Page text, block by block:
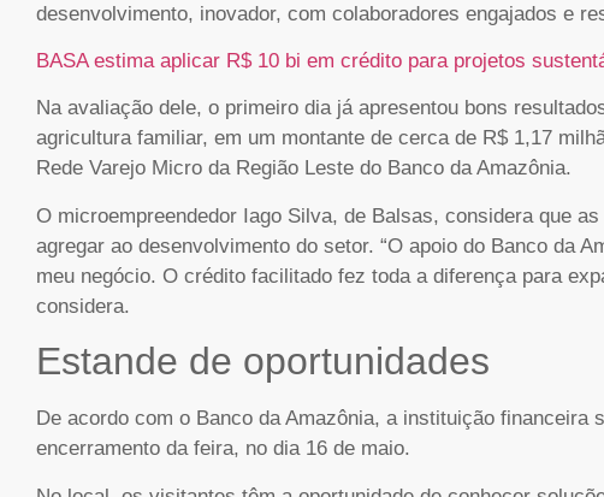
desenvolvimento, inovador, com colaboradores engajados e
BASA estima aplicar R$ 10 bi em crédito para projetos
Na avaliação dele, o primeiro dia já apresentou bons
agricultura familiar, em um montante de cerca de R$ 1,17
Rede Varejo Micro da Região Leste do Banco da Amazônia.
O microempreendedor Iago Silva, de Balsas, considera que
agregar ao desenvolvimento do setor. “O apoio do Banco da
meu negócio. O crédito facilitado fez toda a diferença para
considera.
Estande de oportunidades
De acordo com o Banco da Amazônia, a instituição financeira
encerramento da feira, no dia 16 de maio.